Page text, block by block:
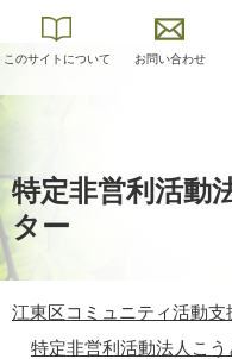
このサイトについて お問い合わせ
特定非営利活動
ター
江東区コミュニティ活動支
特定非営利活動法人こ